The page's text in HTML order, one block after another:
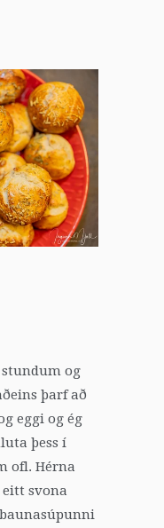
og
þarf að
eggi og ég
þess í
ofl. Hérna
svona